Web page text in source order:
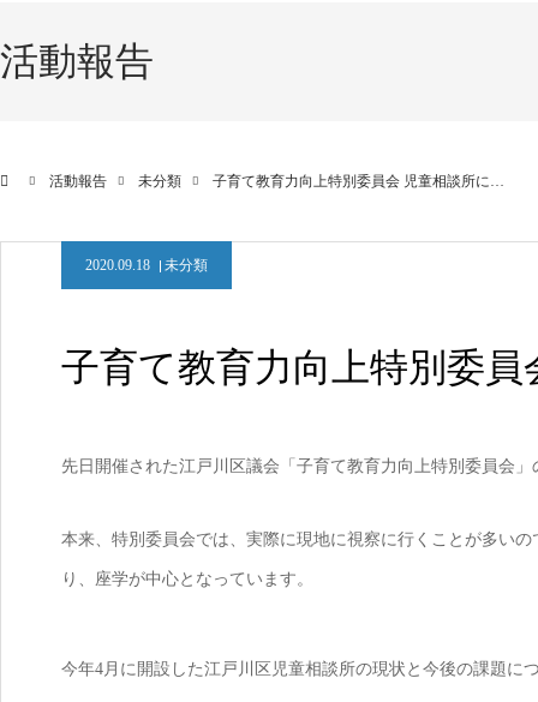
活動報告
活動報告 未分類 子育て教育力向上特別委員会 児童相談所に…
2020.09.18 未分類
子育て教育力向上特別委
先日開催された江戸川区議会「子育て教育力向上特別委員会」
本来、特別委員会では、実際に現地に視察に行くことが多い
り、座学が中心となっています。
今年4月に開設した江戸川区児童相談所の現状と今後の課題に